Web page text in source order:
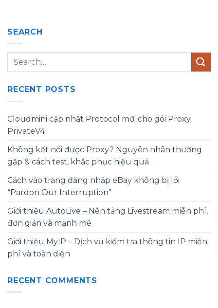
SEARCH
RECENT POSTS
Cloudmini cập nhật Protocol mới cho gói Proxy
PrivateV4
Không kết nối được Proxy? Nguyên nhân thường
gặp & cách test, khắc phục hiệu quả
Cách vào trang đăng nhập eBay không bị lỗi
“Pardon Our Interruption”
Giới thiệu AutoLive – Nền tảng Livestream miễn phí,
đơn giản và mạnh mẽ
Giới thiệu MyIP – Dịch vụ kiểm tra thông tin IP miễn
phí và toàn diện
RECENT COMMENTS